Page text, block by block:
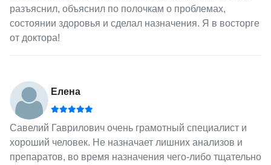
разъяснил, объяснил по полочкам о проблемах,
состоянии здоровья и сделал назначения. Я в восторге
от доктора!
Елена
Савелий Гаврилович очень грамотный специалист и
хороший человек. Не назначает лишних анализов и
препаратов, во время назначения чего-либо тщательно